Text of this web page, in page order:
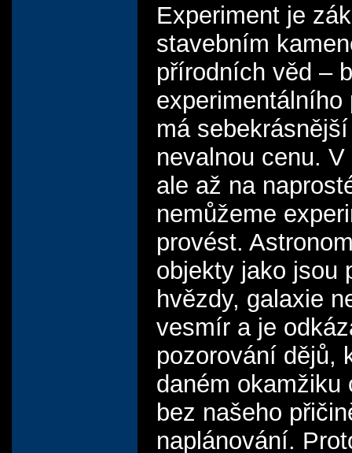
Experiment je
stavebním
přírodních věd –
experimentálního
má
nevalnou cenu.
ale až na
nemůžeme
provést.
objekty jako jsou
hvězdy, galaxie
vesmír a je
pozorování dějů,
daném okamžiku
bez našeho
naplánování.